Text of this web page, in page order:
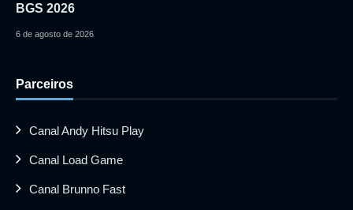
BGS 2026
6 de agosto de 2026
Parceiros
Canal Andy Hitsu Play
Canal Load Game
Canal Brunno Fast